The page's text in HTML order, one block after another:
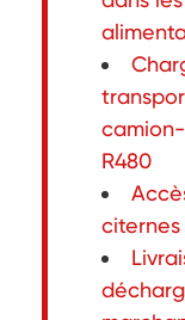
R480
citernes